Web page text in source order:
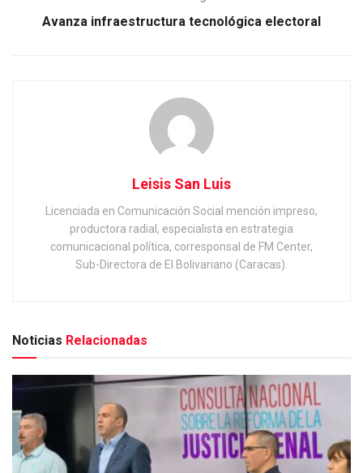
Avanza infraestructura tecnológica electoral
Leisis San Luis
Licenciada en Comunicación Social mención impreso,
productora radial, especialista en estrategia
comunicacional política, corresponsal de FM Center,
Sub-Directora de El Bolivariano (Caracas).
Noticias Relacionadas